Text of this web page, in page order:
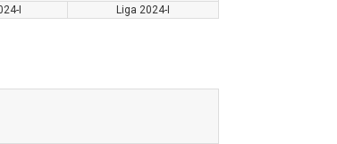
I Liga 2024-I